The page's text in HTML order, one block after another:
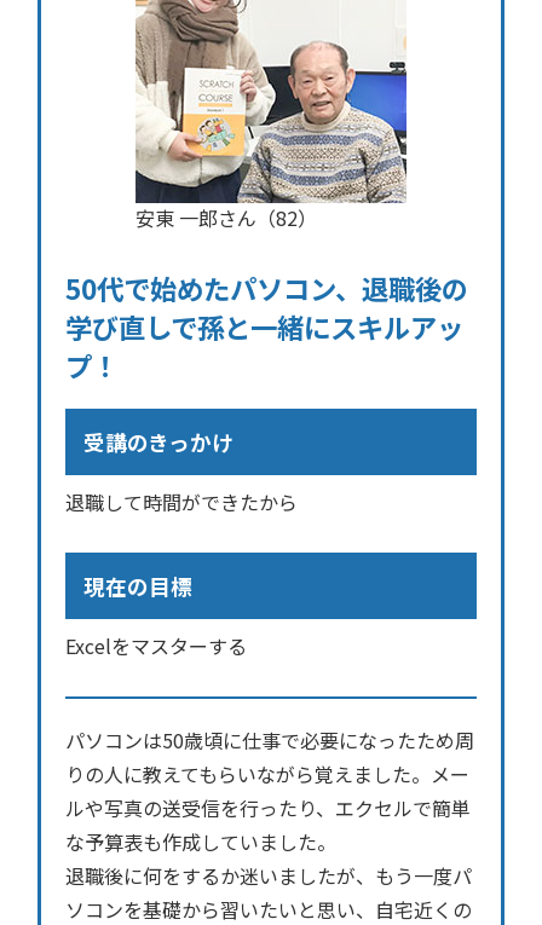
安東 一郎さん（82）
50代で始めたパソコン、退職後の
学び直しで孫と一緒にスキルアッ
プ！
受講のきっかけ
退職して時間ができたから
現在の目標
Excelをマスターする
パソコンは50歳頃に仕事で必要になったため周
りの人に教えてもらいながら覚えました。メー
ルや写真の送受信を行ったり、エクセルで簡単
な予算表も作成していました。
退職後に何をするか迷いましたが、もう一度パ
ソコンを基礎から習いたいと思い、自宅近くの